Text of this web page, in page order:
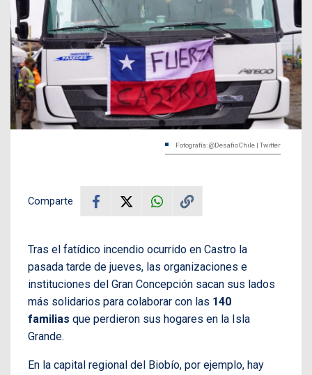
Fotografía: @DesafioChile | Twitter
Comparte
Tras el fatídico incendio ocurrido en Castro la
pasada tarde de jueves, las organizaciones e
instituciones del Gran Concepción sacan sus lados
más solidarios para colaborar con las 140
familias que perdieron sus hogares en la Isla
Grande.
En la capital regional del Biobío, por ejemplo, hay